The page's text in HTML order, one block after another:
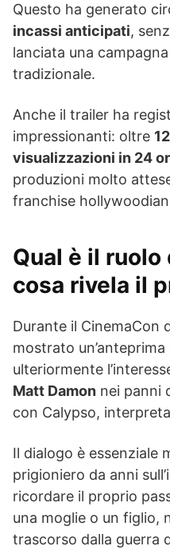
Questo ha generato
incassi anticipati,
lanciata una
tradizionale.
Anche il trailer ha
impressionanti: oltre
visualizzazioni in 24
produzioni molto
franchise
Qual è il ruolo
cosa rivela il
Durante il CinemaCon
mostrato
ulteriormente
Matt Damon nei panni
con Calypso,
Il dialogo è essenziale
prigioniero da anni
ricordare il proprio
una moglie o un figlio,
trascorso dalla guerra